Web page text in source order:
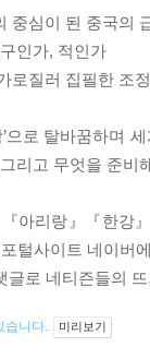
중심이 된 중국의
인가, 적인가
로질러 집필한 조
’으로 탈바꿈하
리고 무엇을 준비
『아리랑』『한강
털사이트 네이버
글로 네티즌들의
습니다. 미리보기